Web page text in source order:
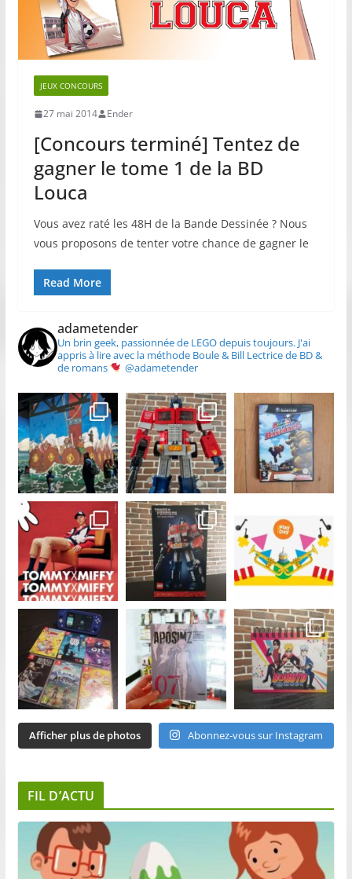
JEUX CONCOURS
27 mai 2014 Ender
[Concours terminé] Tentez de
gagner le tome 1 de la BD
Louca
Vous avez raté les 48H de la Bande Dessinée ? Nous
vous proposons de tenter votre chance de gagner le
Read More
adametender
Un brin geek, passionnée de LEGO depuis toujours.J'ai
appris à lire avec la méthode Boule & Bill Lectrice de BD &
de romans
@adametender
Afficher plus de photos Abonnez-vous sur Instagram
FIL D’ACTU